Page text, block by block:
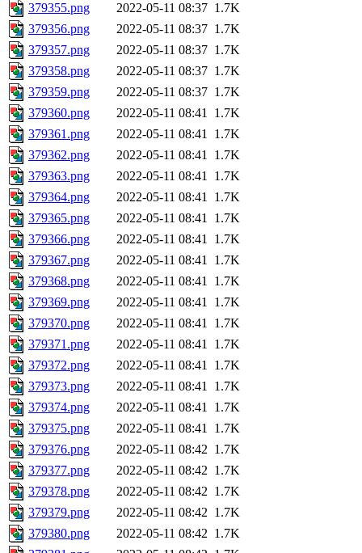
379355.png 2022-05-11 08:37 1.7K
379356.png
2022-05-11 08:37 1.7K
379357.png
2022-05-11 08:37 1.7K
379358.png
2022-05-11 08:37 1.7K
379359.png
2022-05-11 08:37 1.7K
379360.png
2022-05-11 08:41 1.7K
379361.png
2022-05-11 08:41 1.7K
379362.png
2022-05-11 08:41 1.7K
379363.png
2022-05-11 08:41 1.7K
379364.png
2022-05-11 08:41 1.7K
379365.png
2022-05-11 08:41 1.7K
379366.png
2022-05-11 08:41 1.7K
379367.png
2022-05-11 08:41 1.7K
379368.png
2022-05-11 08:41 1.7K
379369.png
2022-05-11 08:41 1.7K
379370.png
2022-05-11 08:41 1.7K
379371.png
2022-05-11 08:41 1.7K
379372.png
2022-05-11 08:41 1.7K
379373.png
2022-05-11 08:41 1.7K
379374.png
2022-05-11 08:41 1.7K
379375.png
2022-05-11 08:41 1.7K
379376.png
2022-05-11 08:42 1.7K
379377.png
2022-05-11 08:42 1.7K
379378.png
2022-05-11 08:42 1.7K
379379.png
2022-05-11 08:42 1.7K
379380.png
2022-05-11 08:42 1.7K